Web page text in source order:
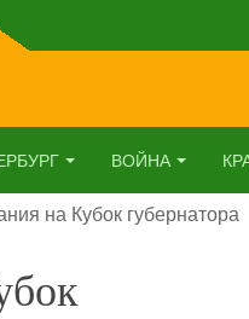
ВОЙНА
на Кубок губернатора